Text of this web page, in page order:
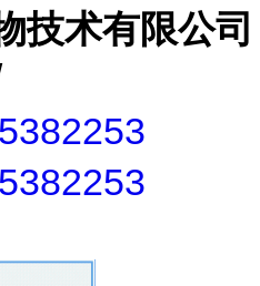
技术有限公司